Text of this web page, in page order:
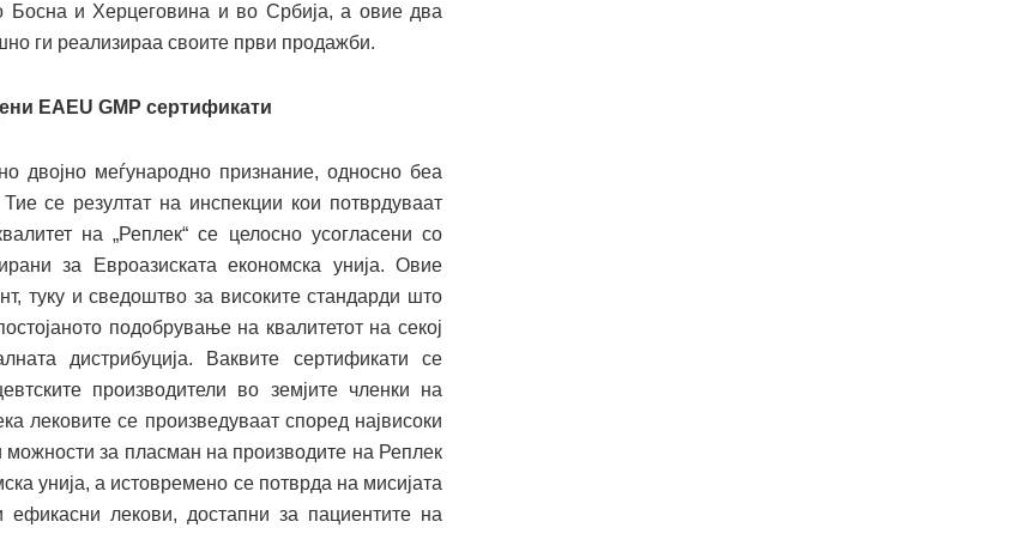
Босна и Херцеговина и во Србија, а овие два
ги реализираа своите први продажби.
EAEU GMP сертификати
двојно меѓународно признание, односно беа
се резултат на инспекции кои потврдуваат
на „Реплек“ се целосно усогласени со
за Евроазиската економска унија. Овие
туку и сведоштво за високите стандарди што
подобрување на квалитетот на секој
дистрибуција. Ваквите сертификати се
производители во земјите членки на
лековите се произведуваат според највисоки
можности за пласман на производите на Реплек
унија, а истовремено се потврда на мисијата
ефикасни лекови, достапни за пациентите на